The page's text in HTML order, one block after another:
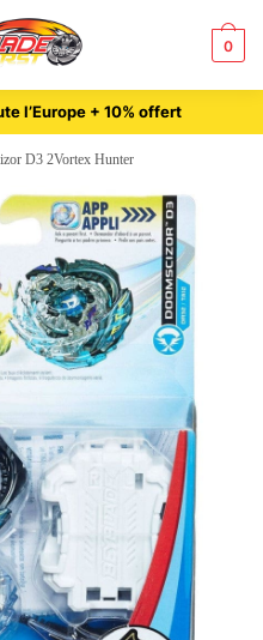
0
l’Europe + 10% offert
D3 2Vortex Hunter